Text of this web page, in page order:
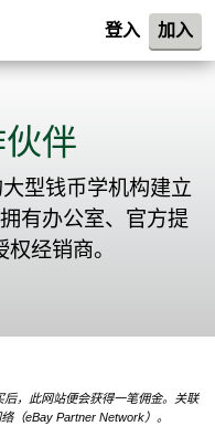
登入 加入
伴
型钱币学机构建立
有办公室、官方提
经销商。
，此网站便会获得一笔佣金。关联
（eBay Partner Network）。